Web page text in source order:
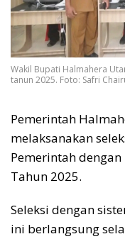
Wakil Bupati Halmahera
tanun 2025. Foto: Safri
Pemerintah
melaksanakan
Pemerintah dengan
Tahun 2025.
Seleksi dengan
ini berlangsung